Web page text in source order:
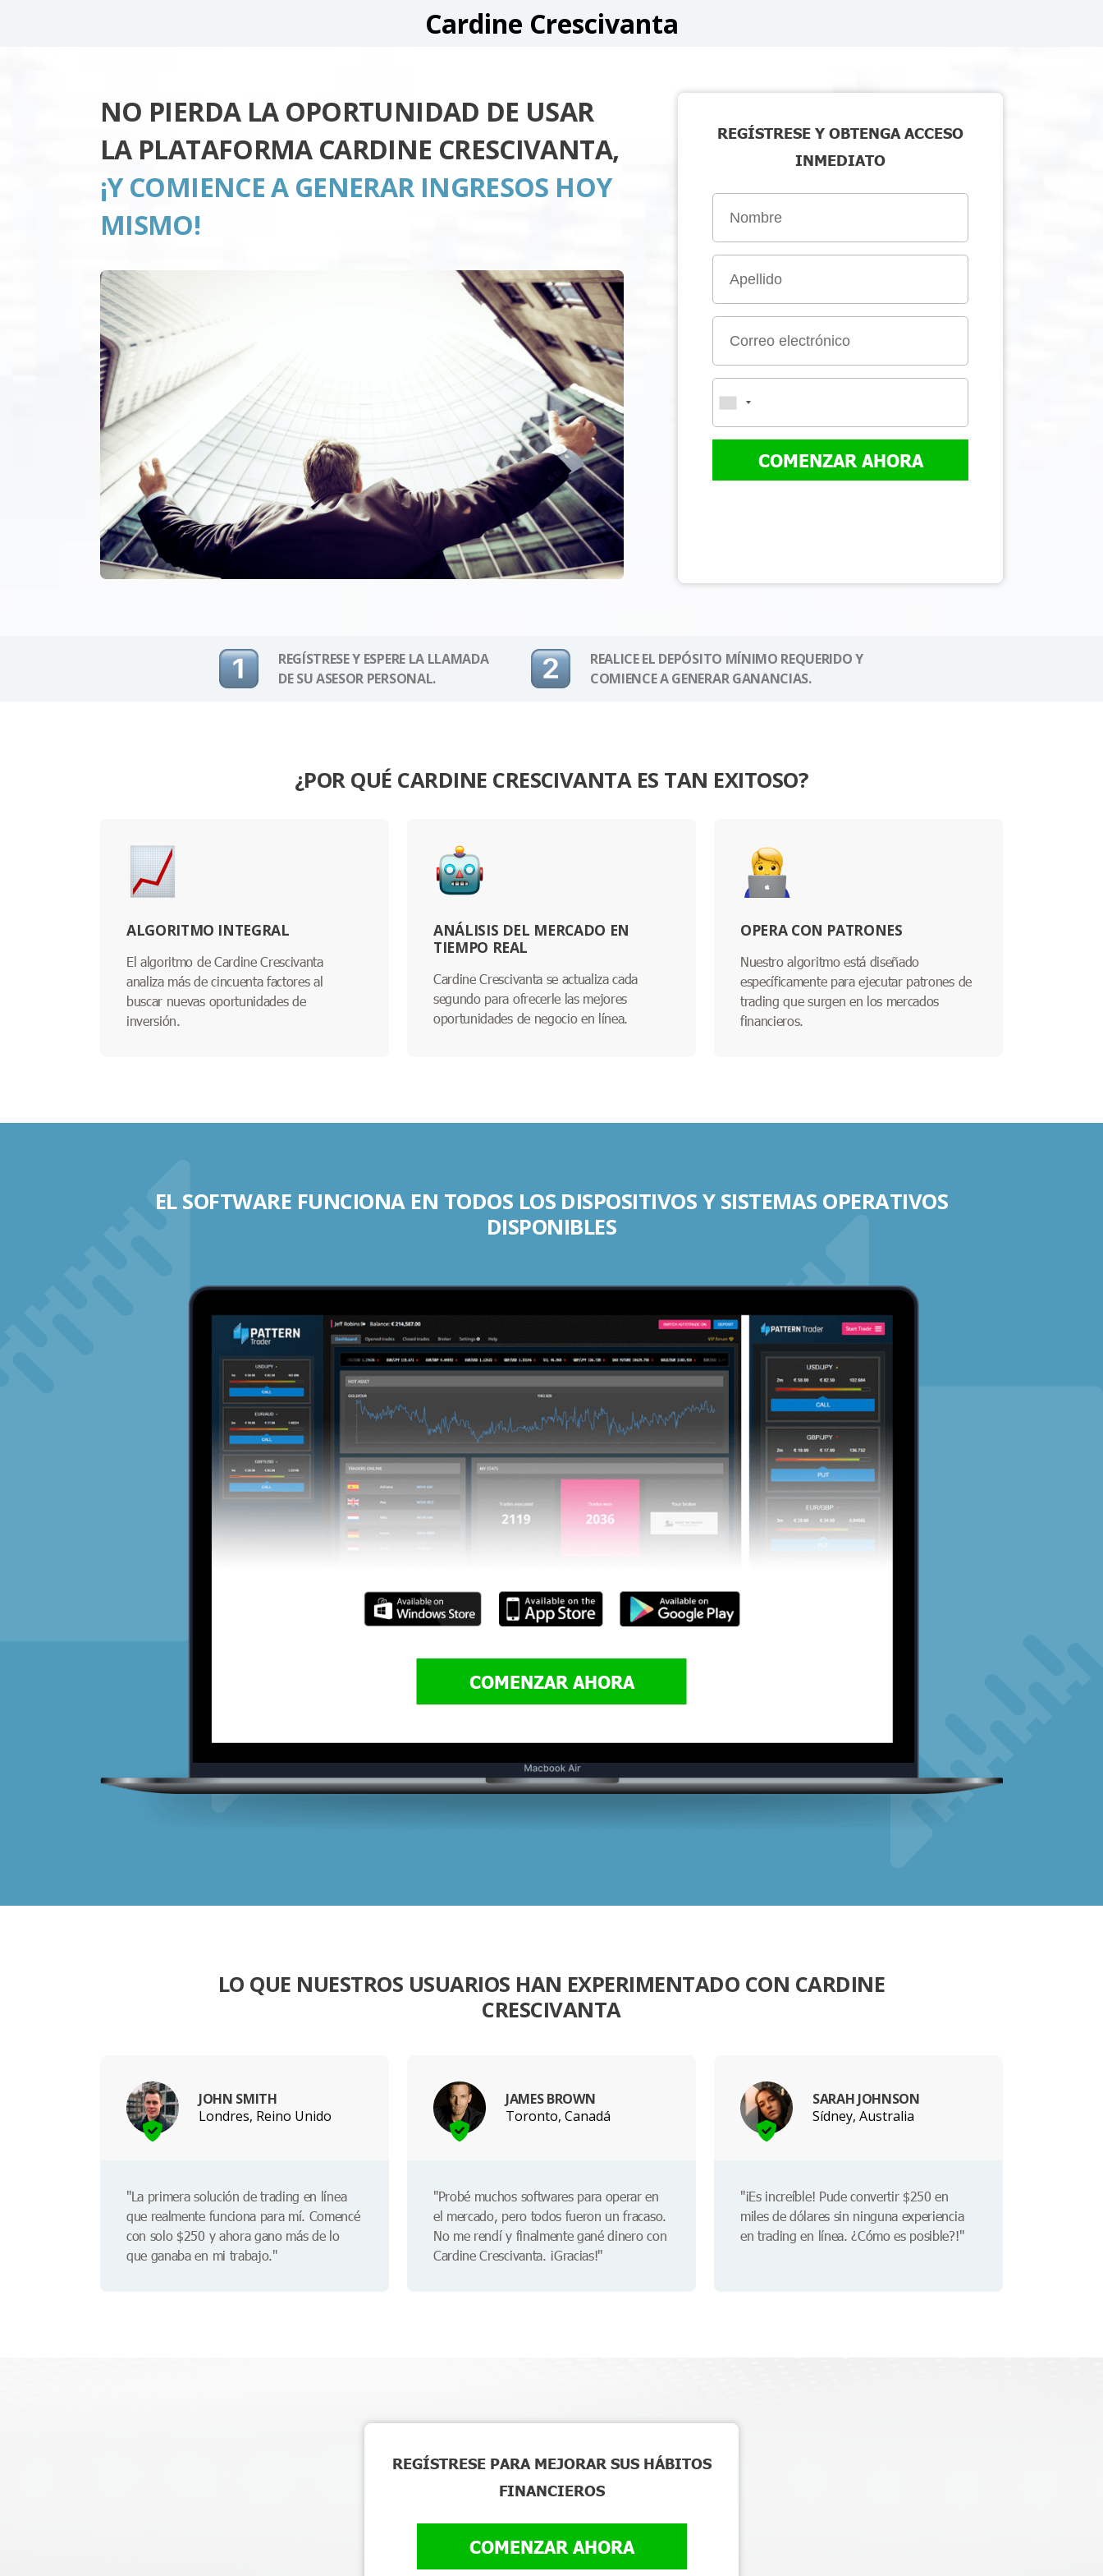
Cardine Crescivanta
NO PIERDA LA OPORTUNIDAD DE USAR
LA PLATAFORMA CARDINE CRESCIVANTA,
¡Y COMIENCE A GENERAR INGRESOS HOY
MISMO!
REGÍSTRESE Y OBTENGA ACCESO
INMEDIATO
COMENZAR AHORA
REGÍSTRESE Y ESPERE LA LLAMADA
DE SU ASESOR PERSONAL.
REALICE EL DEPÓSITO MÍNIMO REQUERIDO Y
COMIENCE A GENERAR GANANCIAS.
¿POR QUÉ CARDINE CRESCIVANTA ES TAN EXITOSO?
ALGORITMO INTEGRAL
El algoritmo de Cardine Crescivanta
analiza más de cincuenta factores al
buscar nuevas oportunidades de
inversión.
ANÁLISIS DEL MERCADO EN
TIEMPO REAL
Cardine Crescivanta se actualiza cada
segundo para ofrecerle las mejores
oportunidades de negocio en línea.
OPERA CON PATRONES
Nuestro algoritmo está diseñado
específicamente para ejecutar patrones de
trading que surgen en los mercados
financieros.
EL SOFTWARE FUNCIONA EN TODOS LOS DISPOSITIVOS Y SISTEMAS OPERATIVOS
DISPONIBLES
COMENZAR AHORA
LO QUE NUESTROS USUARIOS HAN EXPERIMENTADO CON CARDINE
CRESCIVANTA
JOHN SMITH
Londres, Reino Unido
"La primera solución de trading en línea
que realmente funciona para mí. Comencé
con solo $250 y ahora gano más de lo
que ganaba en mi trabajo."
JAMES BROWN
Toronto, Canadá
"Probé muchos softwares para operar en
el mercado, pero todos fueron un fracaso.
No me rendí y finalmente gané dinero con
Cardine Crescivanta. ¡Gracias!"
SARAH JOHNSON
Sídney, Australia
"¡Es increíble! Pude convertir $250 en
miles de dólares sin ninguna experiencia
en trading en línea. ¿Cómo es posible?!"
REGÍSTRESE PARA MEJORAR SUS HÁBITOS
FINANCIEROS
COMENZAR AHORA